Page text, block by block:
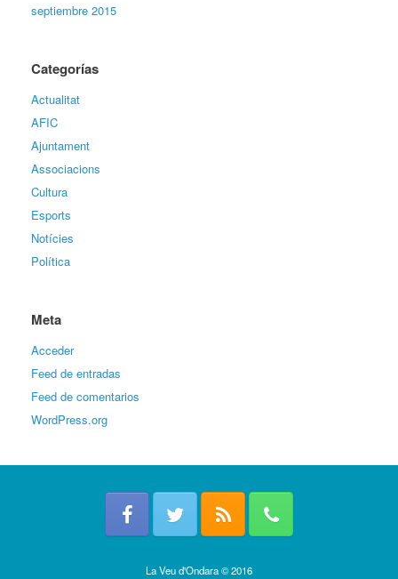
septiembre 2015
Categorías
Actualitat
AFIC
Ajuntament
Associacions
Cultura
Esports
Notícies
Política
Meta
Acceder
Feed de entradas
Feed de comentarios
WordPress.org
La Veu d'Ondara © 2016